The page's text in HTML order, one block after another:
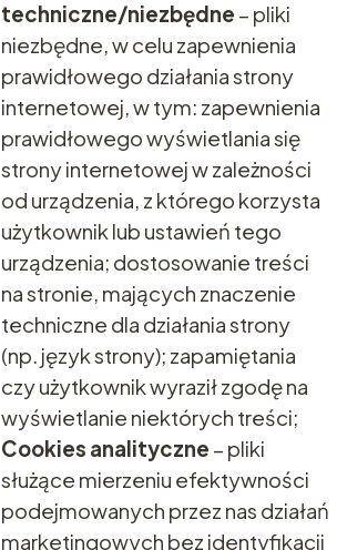
techniczne/niezbędne – pliki
niezbędne, w celu zapewnienia
prawidłowego działania strony
internetowej, w tym: zapewnienia
prawidłowego wyświetlania się
strony internetowej w zależności
od urządzenia, z którego korzysta
użytkownik lub ustawień tego
urządzenia; dostosowanie treści
na stronie, mających znaczenie
techniczne dla działania strony
(np. język strony); zapamiętania
czy użytkownik wyraził zgodę na
wyświetlanie niektórych treści;
Cookies analityczne – pliki
służące mierzeniu efektywności
podejmowanych przez nas działań
marketingowych bez identyfikacji